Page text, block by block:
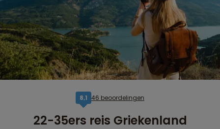
8,1 46 beoordelingen
22-35ers reis Griekenland